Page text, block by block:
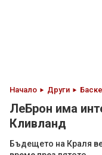
Начало Други
ЛеБрон има
Кливланд
Бъдещето на Краля